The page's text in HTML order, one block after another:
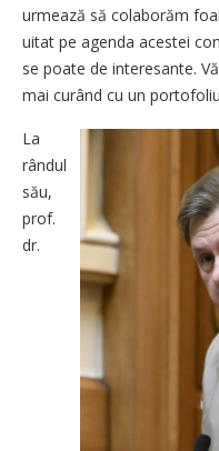
urmează să colaborăm
uitat pe agenda acestei
se poate de interesante.
mai curând cu un
La
rândul
său,
prof.
dr.